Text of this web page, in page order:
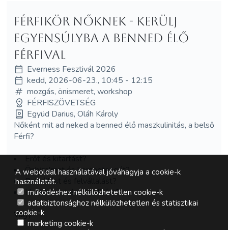
Férfikör Nőknek - Kerülj
Egyensúlyba A Benned Élő
Férfival
Everness Fesztivál 2026
kedd, 2026-06-23., 10:45 - 12:15
mozgás, önismeret, workshop
FÉRFISZÖVETSÉG
Együd Darius, Oláh Károly
Nőként mit ad neked a benned élő maszkulinitás, a belső
Férfi?
Erőt és kitartást?
Önbizalmat és kompetenciát?
Beleállást és felvállalást?
Határhúzást és stabilitást?
Vagy
A weboldal használatával jóváhagyja a cookie-k
használatát.
működéshez nélkülözhetetlen cookie-k
adatbiztonsághoz nélkülözhetetlen és statisztikai
cookie-k
marketing cookie-k